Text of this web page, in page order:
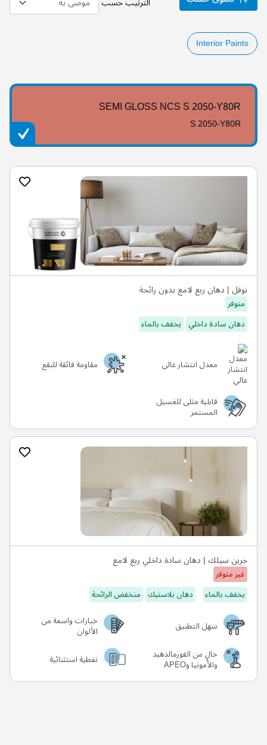
Interior Paints
SEMI GLOSS NCS S 2050-Y80R
S 2050-Y80R
نوفل | دهان ربع لامع بدون رائحة
متوفر
دهان سادة داخلي يخفف بالماء
معدل انتشار عالي مقاومة فائقة للبقع
قابلية مثلى للغسيل
المستمر
جرين سيلك | دهان سادة داخلي ربع لامع
غير متوفر
يخفف بالماء
دهان بلاستيك منخفض الرائحة
سهل التطبيق
خيارات واسعة من
الألوان
خالٍ من الفورمالدهيد
والأمونيا وAPEO تغطية استثنائية